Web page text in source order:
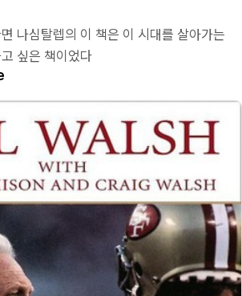
나심탈렙의 이 책은 이 시대를 살아가는
싶은 책이었다